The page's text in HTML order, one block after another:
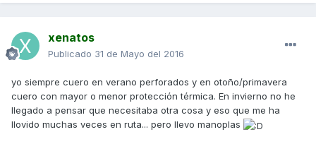
xenatos
Publicado 31 de Mayo del 2016
yo siempre cuero en verano perforados y en otoño/primavera
cuero con mayor o menor protección térmica. En invierno no he
llegado a pensar que necesitaba otra cosa y eso que me ha
llovido muchas veces en ruta... pero llevo manoplas